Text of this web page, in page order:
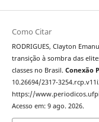
Como Citar
RODRIGUES, Clayton
transição à sombra das
classes no Brasil. Conexão
10.26694/2317-
https://
Acesso em: 9 ago. 2026.